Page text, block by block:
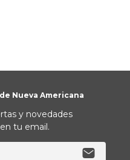
Nueva Americana
y novedades
tu email.